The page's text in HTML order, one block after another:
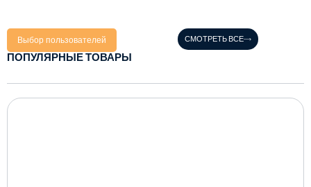
Выбор пользователей
ПОПУЛЯРНЫЕ ТОВАРЫ
СМОТРЕТЬ ВСЕ